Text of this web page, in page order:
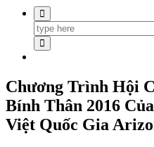
Chương Trình Hội
Bính Thân 2016
Việt Quốc Gia